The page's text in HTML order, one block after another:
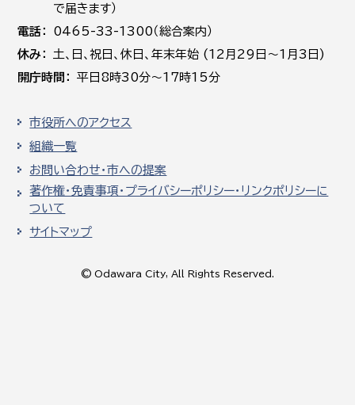
で届きます）
電話
0465-33-1300（総合案内）
休み
土､日､祝日、休日、年末年始 (12月29日～1月3日)
開庁時間
平日8時30分～17時15分
市役所へのアクセス
組織一覧
お問い合わせ・市への提案
著作権・免責事項・プライバシーポリシー・リンクポリシーに
ついて
サイトマップ
© Odawara City, All Rights Reserved.